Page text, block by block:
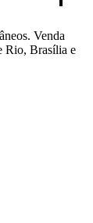
Venda
Rio, Brasília e